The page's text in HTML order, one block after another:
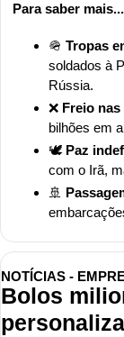
Para saber
🪖 Tropas
soldados à
Rússia.
❌ Freio nas
bilhões em
🕊️ Paz
com o Irã,
🚢
NOTÍCIAS -
Bolos